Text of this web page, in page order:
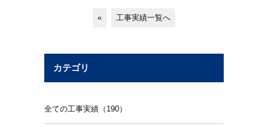
« 工事実績一覧へ
カテゴリ
全ての工事実績（190）